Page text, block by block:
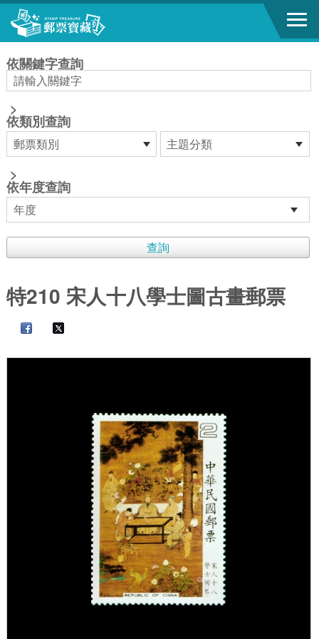
跳到主要內容區塊
依關鍵字查詢
>
依類別查詢
>
依年度查詢
特210 宋人十八學士圖古畫郵票